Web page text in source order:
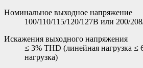
Номинальное выходное напряжение
100/110/115/120/127В или 200/
Искажения выходного напряжения
≤ 3% THD (линейная нагрузка ≤
нагрузка)